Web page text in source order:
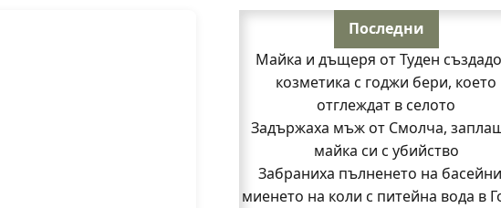
Последни
Майка и дъщеря от Туден
козметика с годжи бери, което
отглеждат в селото
Задържаха мъж от Смолча,
майка си с убийство
Забраниха пълненето на
миенето на коли с питейна вода в